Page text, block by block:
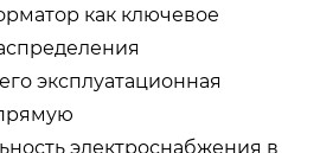
как ключевое
эксплуатационная
электроснабжения в